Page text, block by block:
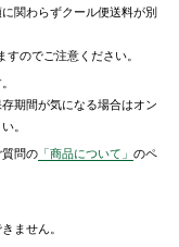
関わらずクール便送料が別
のでご注意ください。
期間が気になる場合はオン
。
問の 「商品について」のペ
ません。